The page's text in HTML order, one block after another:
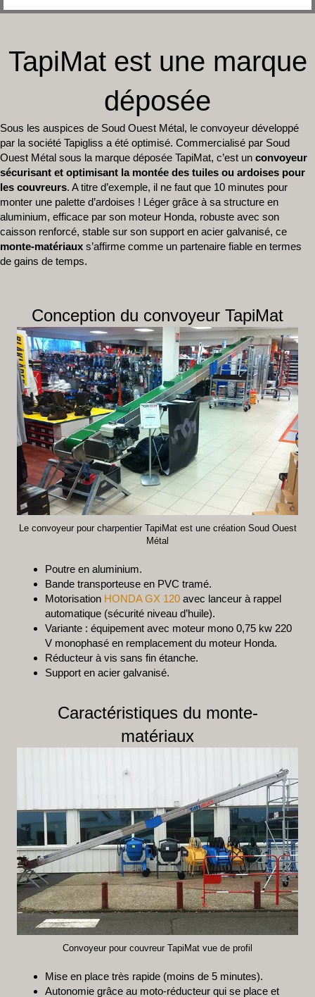
TapiMat est une marque
déposée
Sous les auspices de Soud Ouest Métal, le convoyeur développé
par la société Tapigliss a été optimisé. Commercialisé par Soud
Ouest Métal sous la marque déposée TapiMat, c’est un convoyeur
sécurisant et optimisant la montée des tuiles ou ardoises pour
les couvreurs. A titre d’exemple, il ne faut que 10 minutes pour
monter une palette d’ardoises ! Léger grâce à sa structure en
aluminium, efficace par son moteur Honda, robuste avec son
caisson renforcé, stable sur son support en acier galvanisé, ce
monte-matériaux s’affirme comme un partenaire fiable en termes
de gains de temps.
Conception du convoyeur TapiMat
Le convoyeur pour charpentier TapiMat est une création Soud Ouest
Métal
Poutre en aluminium.
Bande transporteuse en PVC tramé.
Motorisation HONDA GX 120 avec lanceur à rappel
automatique (sécurité niveau d’huile).
Variante : équipement avec moteur mono 0,75 kw 220
V monophasé en remplacement du moteur Honda.
Réducteur à vis sans fin étanche.
Support en acier galvanisé.
Caractéristiques du monte-
matériaux
Convoyeur pour couvreur TapiMat vue de profil
Mise en place très rapide (moins de 5 minutes).
Autonomie grâce au moto-réducteur qui se place et